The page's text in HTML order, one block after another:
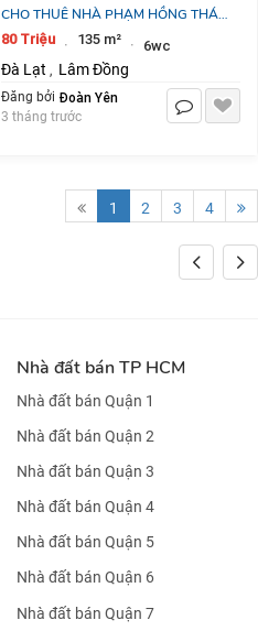
CHO THUÊ NHÀ PHẠM HỒNG THÁI,
PHƯỜNG 10, ĐÀ LẠT 80
80 Triệu · 135 m² · 6wc
Đà Lạt , Lâm Đồng
Đăng bởi Đoàn Yên
3 tháng trước
1 2 3 4
Nhà đất bán TP HCM
Nhà đất bán Quận 1
Nhà đất bán Quận 2
Nhà đất bán Quận 3
Nhà đất bán Quận 4
Nhà đất bán Quận 5
Nhà đất bán Quận 6
Nhà đất bán Quận 7